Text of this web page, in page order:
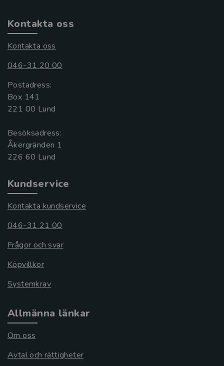
Kontakta oss
Kontakta oss
046-31 20 00
Postadress:
Box 141
221 00 Lund
Besöksadress:
Åkergränden 1
Kundservice
Kontakta kundservice
046-31 21 00
Frågor och svar
Köpvillkor
Systemkrav
Allmänna länkar
Om oss
Avtal och rättigheter